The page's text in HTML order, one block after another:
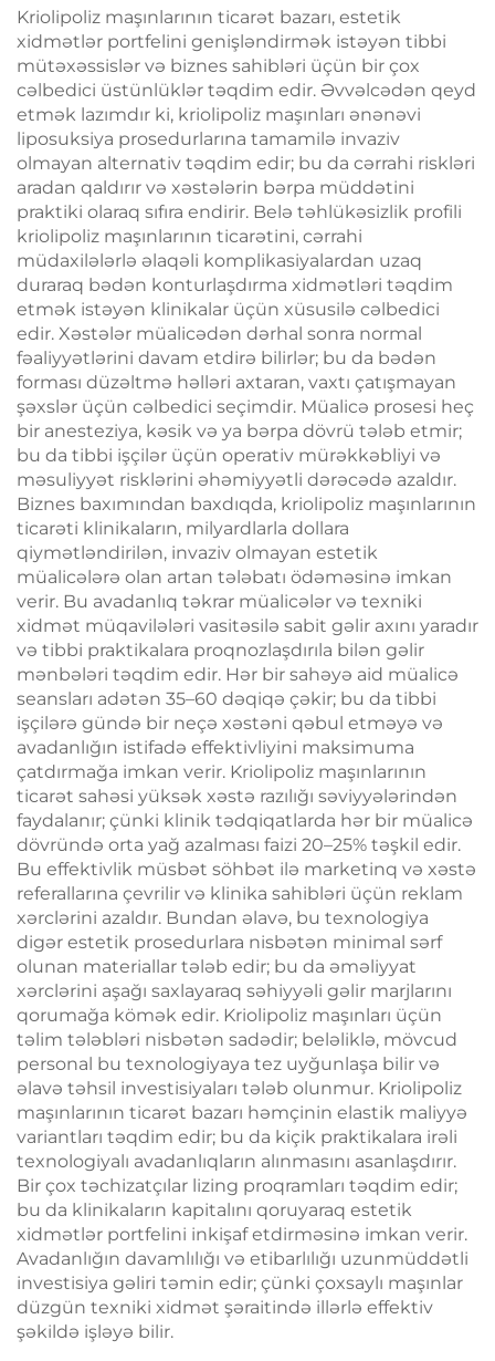
Davamlı, Təmasdan
Azad Kliniki İstifadə
üçün
Kriolipoliz maşınlarının ticarət bazarı, estetik
xidmətlər portfelini genişləndirmək istəyən tibbi
mütəxəssislər və biznes sahibləri üçün bir çox
cəlbedici üstünlüklər təqdim edir. Əvvəlcədən qeyd
etmək lazımdır ki, kriolipoliz maşınları ənənəvi
liposuksiya prosedurlarına tamamilə invaziv
olmayan alternativ təqdim edir; bu da cərrahi riskləri
aradan qaldırır və xəstələrin bərpa müddətini
praktiki olaraq sıfıra endirir. Belə təhlükəsizlik profili
kriolipoliz maşınlarının ticarətini, cərrahi
müdaxilələrlə əlaqəli komplikasiyalardan uzaq
duraraq bədən konturlaşdırma xidmətləri təqdim
etmək istəyən klinikalar üçün xüsusilə cəlbedici
edir. Xəstələr müalicədən dərhal sonra normal
fəaliyyətlərini davam etdirə bilirlər; bu da bədən
forması düzəltmə həlləri axtaran, vaxtı çatışmayan
şəxslər üçün cəlbedici seçimdir. Müalicə prosesi heç
bir anesteziya, kəsik və ya bərpa dövrü tələb etmir;
bu da tibbi işçilər üçün operativ mürəkkəbliyi və
məsuliyyət risklərini əhəmiyyətli dərəcədə azaldır.
Biznes baxımından baxdıqda, kriolipoliz maşınlarının
ticarəti klinikaların, milyardlarla dollara
qiymətləndirilən, invaziv olmayan estetik
müalicələrə olan artan tələbatı ödəməsinə imkan
verir. Bu avadanlıq təkrar müalicələr və texniki
xidmət müqavilələri vasitəsilə sabit gəlir axını yaradır
və tibbi praktikalara proqnozlaşdırıla bilən gəlir
mənbələri təqdim edir. Hər bir sahəyə aid müalicə
seansları adətən 35–60 dəqiqə çəkir; bu da tibbi
işçilərə gündə bir neçə xəstəni qəbul etməyə və
avadanlığın istifadə effektivliyini maksimuma
çatdırmağa imkan verir. Kriolipoliz maşınlarının
ticarət sahəsi yüksək xəstə razılığı səviyyələrindən
faydalanır; çünki klinik tədqiqatlarda hər bir müalicə
dövründə orta yağ azalması faizi 20–25% təşkil edir.
Bu effektivlik müsbət söhbət ilə marketinq və xəstə
referallarına çevrilir və klinika sahibləri üçün reklam
xərclərini azaldır. Bundan əlavə, bu texnologiya
digər estetik prosedurlara nisbətən minimal sərf
olunan materiallar tələb edir; bu da əməliyyat
xərclərini aşağı saxlayaraq səhiyyəli gəlir marjlarını
qorumağa kömək edir. Kriolipoliz maşınları üçün
təlim tələbləri nisbətən sadədir; beləliklə, mövcud
personal bu texnologiyaya tez uyğunlaşa bilir və
əlavə təhsil investisiyaları tələb olunmur. Kriolipoliz
maşınlarının ticarət bazarı həmçinin elastik maliyyə
variantları təqdim edir; bu da kiçik praktikalara irəli
texnologiyalı avadanlıqların alınmasını asanlaşdırır.
Bir çox təchizatçılar lizing proqramları təqdim edir;
bu da klinikaların kapitalını qoruyaraq estetik
xidmətlər portfelini inkişaf etdirməsinə imkan verir.
Avadanlığın davamlılığı və etibarlılığı uzunmüddətli
investisiya gəliri təmin edir; çünki çoxsaylı maşınlar
düzgün texniki xidmət şəraitində illərlə effektiv
şəkildə işləyə bilir.